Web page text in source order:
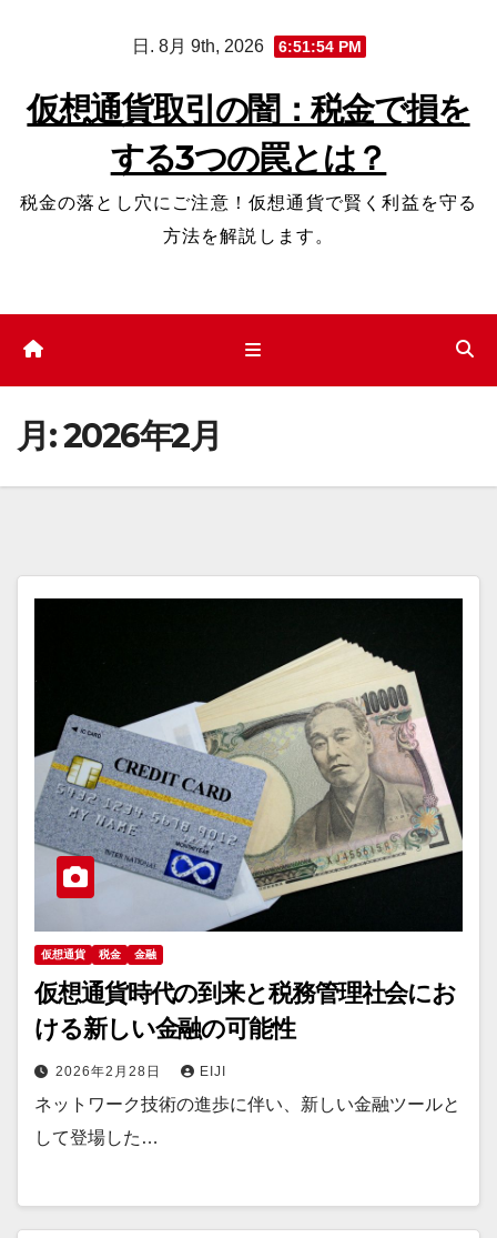
プ
日. 8月 9th, 2026 6:51:54 PM
仮想通貨取引の闇：税金で損を
する3つの罠とは？
税金の落とし穴にご注意！仮想通貨で賢く利益を守る
方法を解説します。
月:2026年2月
仮想通貨 税金 金融
仮想通貨時代の到来と税務管理社会にお
ける新しい金融の可能性
2026年2月28日 EIJI
ネットワーク技術の進歩に伴い、新しい金融ツールと
して登場した…